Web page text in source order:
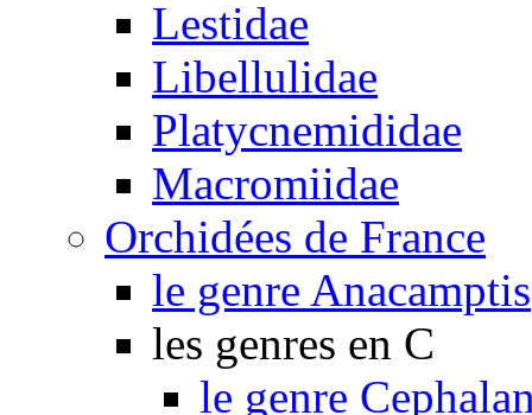
Lestidae
Libellulidae
Platycnemididae
Macromiidae
Orchidées de France
le genre Anacamptis
les genres en C
le genre